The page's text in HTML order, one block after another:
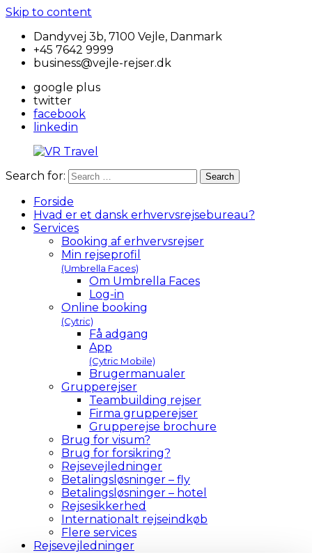
Skip to content
Dandyvej 3b, 7100 Vejle, Danmark
+45 7642 9999
business@vejle-rejser.dk
google plus
twitter
facebook
linkedin
Travel
Search for: Search
Forside
Hvad er et dansk erhvervsrejsebureau?
Services
Booking af erhvervsrejser
Min rejseprofil
(Umbrella Faces)
Om Umbrella Faces
Log-in
Online booking
(Cytric)
Få adgang
App
(Cytric Mobile)
Brugermanualer
Grupperejser
Teambuilding rejser
Firma grupperejser
Grupperejse brochure
Brug for visum?
Brug for forsikring?
Rejsevejledninger
Betalingsløsninger – fly
Betalingsløsninger – hotel
Rejsesikkerhed
Internationalt rejseindkøb
Flere services
Rejsevejledninger